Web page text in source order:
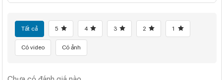
Tất cả 5 4 3 2 1
Có video Có ảnh